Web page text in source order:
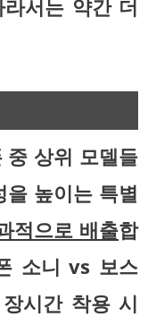
서는 약간 더
중 상위 모델들
을 높이는 특별
적으로 배출합
소니 vs 보스
시간 착용 시